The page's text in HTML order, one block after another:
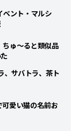
ベント・マルシ
ちゅ〜ると類似品
、サバトラ、茶ト
可愛い猫の名前お